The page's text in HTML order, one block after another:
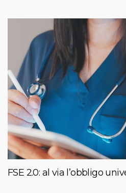
FSE 2.0: al via l’obbligo